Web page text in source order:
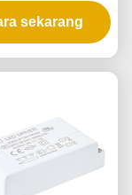
dengan
Konstan dan
sekarang